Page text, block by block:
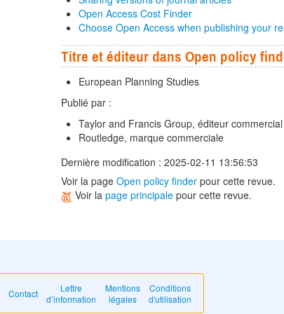
Open Access Cost Finder
Choose Open Access when publishing your
Titre et éditeur dans Open policy
European Planning Studies
Publié par :
Taylor and Francis Group, éditeur commercial
Routledge, marque commerciale
Dernière modification : 2025-02-11 13:56:53
Voir la page Open policy finder pour cette revue.
Voir la page principale pour cette revue.
Contact
Lettre
d’information
Mentions
légales
Conditions
d'utilisation